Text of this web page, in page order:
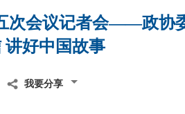
次会议记者会——政协
讲好中国故事
我要分享